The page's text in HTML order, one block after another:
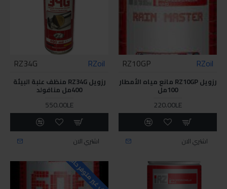
RZoil
RZ10GP
رزويل RZ10GP مانع مياه الأمطار
100مل
220.00LE
اشتري الان
RZoil
RZ34G
رزويل RZ34G منظف علبة البيئة
400مل منافولد
550.00LE
اشتري الان
للاسف غير متوفر حاليا